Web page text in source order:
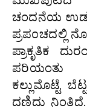
ಚಂದನೆಯ
ಪ್ರಪಂಚದಲ್ಲಿ
ಪ್ರಾಕೃತಿಕ
ಪರಿಯಂತು
ಕಲ್ಲುಮೊಟ್ಟೆ
ದಣಿದು